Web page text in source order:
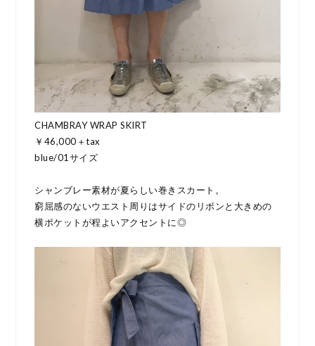
CHAMBRAY WRAP SKIRT
￥46,000＋tax
blue/01サイズ
シャンブレー素材が夏らしい巻きスカート。
窮屈感のないウエスト周りはサイドのリボンと大きめの
横ポケットが程よいアクセントに◎